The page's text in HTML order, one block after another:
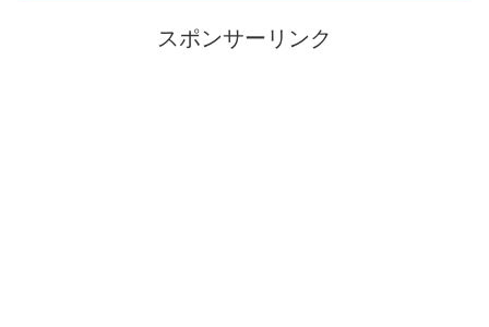
スポンサーリンク